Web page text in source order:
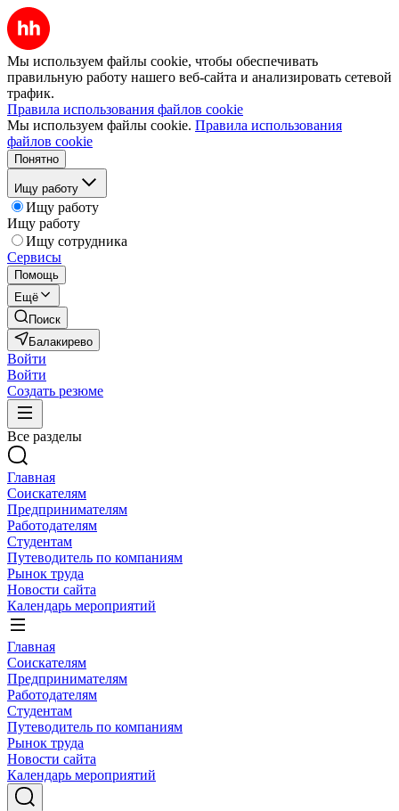
Мы используем файлы cookie, чтобы обеспечивать
правильную работу нашего веб-сайта и анализировать сетевой
трафик.
Правила использования файлов cookie
Мы используем файлы cookie. Правила использования
файлов cookie
Понятно
Ищу работу
Ищу работу
Ищу работу
Ищу сотрудника
Сервисы
Помощь
Ещё
Поиск
Балакирево
Войти
Войти
Создать резюме
Все разделы
Главная
Соискателям
Предпринимателям
Работодателям
Студентам
Путеводитель по компаниям
Рынок труда
Новости сайта
Календарь мероприятий
Главная
Соискателям
Предпринимателям
Работодателям
Студентам
Путеводитель по компаниям
Рынок труда
Новости сайта
Календарь мероприятий